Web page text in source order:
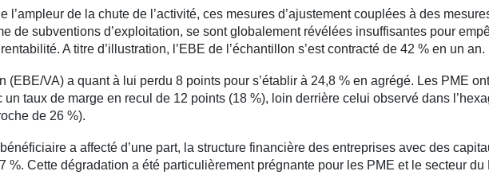
l’ampleur de la chute de l’activité, ces mesures d’ajustement couplées à des
de subventions d’exploitation, se sont globalement révélées insuffisantes pour
A titre d’illustration, l’EBE de l’échantillon s’est contracté de 42 % en un an.
(EBE/VA) a quant à lui perdu 8 points pour s’établir à 24,8 % en agrégé. Les PME
un taux de marge en recul de 12 points (18 %), loin derrière celui observé dans
de 26 %).
a affecté d’une part, la structure financière des entreprises avec des
%. Cette dégradation a été particulièrement prégnante pour les PME et le secteur du